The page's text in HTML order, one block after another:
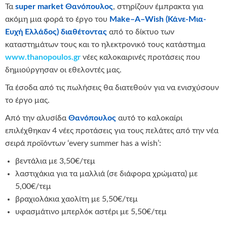
Ταsuper market Θανόπουλος, στηρίζουν έμπρακτα για
ακόμη μια φορά το έργο του Make–A–Wish (Κάνε-Μια-
Ευχή Ελλάδος) διαθέτοντας από το δίκτυο των
καταστημάτων τους και το ηλεκτρονικό τους κατάστημα
www.thanopoulos.gr νέες καλοκαιρινές προτάσεις που
δημιούργησαν οι εθελοντές μας.
Τα έσοδα από τις πωλήσεις θα διατεθούν για να ενισχύσουν
το έργο μας.
Από την αλυσίδαΘανόπουλος αυτό το καλοκαίρι
επιλέχθηκαν 4 νέες προτάσεις για τους πελάτες από την νέα
σειρά προϊόντων ‘every summer has a wish’:
βεντάλια με 3,50€/τεμ
λαστιχάκια για τα μαλλιά (σε διάφορα χρώματα) με
5,00€/τεμ
βραχιολάκια χαολίτη με 5,50€/τεμ
υφασμάτινο μπερλόκ αστέρι με 5,50€/τεμ